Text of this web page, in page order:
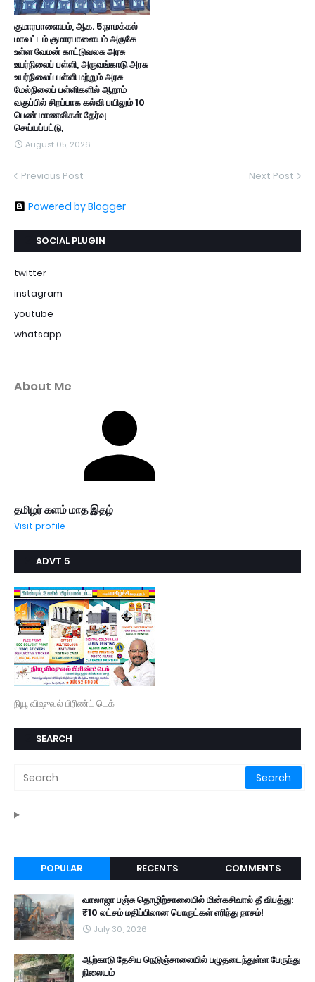
குமாரபாளையம், ஆக. 5:நாமக்கல்
மாவட்டம் குமாரபாளையம் அருகே
உள்ள வேமன் காட்டுவலசு அரசு
உயர்நிலைப் பள்ளி, அருவங்காடு அரசு
உயர்நிலைப் பள்ளி மற்றும் அரசு
மேல்நிலைப் பள்ளிகளில் ஆறாம்
வகுப்பில் சிறப்பாக கல்வி பயிலும் 10
பெண் மாணவிகள் தேர்வு
செய்யப்பட்டு,
August 05, 2026
Previous Post Next Post
Powered by Blogger
SOCIAL PLUGIN
twitter
instagram
youtube
whatsapp
About Me
தமிழர் களம் மாத இதழ்
Visit profile
ADVT 5
நியூ விஷுவல் பிரிண்ட் டெக்
SEARCH
POPULAR RECENTS COMMENTS
வாலாஜா பஞ்சு தொழிற்சாலையில் மின்கசிவால் தீ விபத்து:
₹10 லட்சம் மதிப்பிலான பொருட்கள் எரிந்து நாசம்!
July 30, 2026
ஆற்காடு தேசிய நெடுஞ்சாலையில் பழுதடைந்துள்ள பேருந்து
நிலையம்